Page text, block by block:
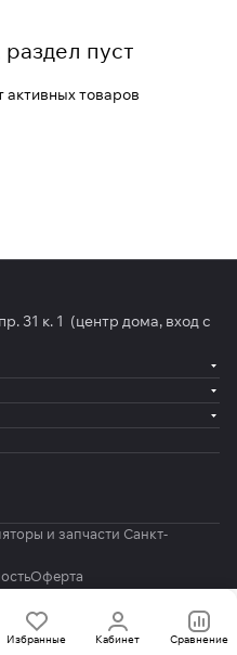
пуст
товаров
Избранные Кабинет Сравнение
31 к. 1 (центр дома, вход с
и запчасти Санкт-
Оферта